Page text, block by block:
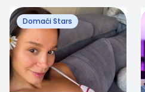
Domaći Stars